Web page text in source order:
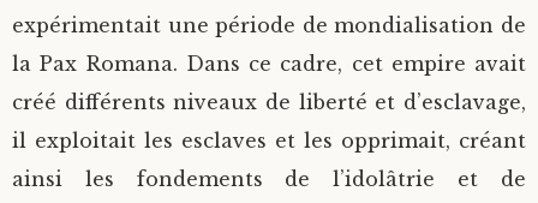
expérimentait une période de mondialisation de
la Pax Romana. Dans ce cadre, cet empire avait
créé différents niveaux de liberté et d’esclavage,
il exploitait les esclaves et les opprimait, créant
ainsi les fondements de l’idolâtrie et de